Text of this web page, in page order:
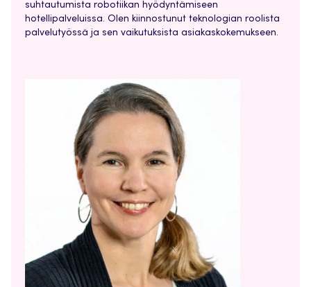
suhtautumista robotiikan hyödyntämiseen
hotellipalveluissa. Olen kiinnostunut teknologian roolista
palvelutyössä ja sen vaikutuksista asiakaskokemukseen.